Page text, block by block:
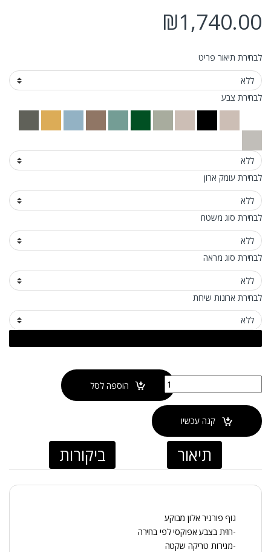
₪1,740.00
לבחירת תיאור פריט
לבחירת צבע
לבחירת עומק ארון
לבחירת סוג משטח
לבחירת סוג מראה
לבחירת ארונות שירות
כמות של ארון אמבטיה תלוי נטורל וויט הוספה לסל
קנה עכשיו
תיאור ביקורות
גוף פורניר אלון מבוקע
-חזית בצבע אפוקסי לפי בחירה
-מגירות טריקה שקטה